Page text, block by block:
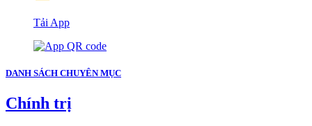
Tải App
DANH SÁCH CHUYÊN MỤC
Chính trị